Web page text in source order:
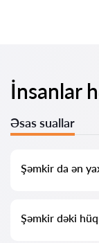
İnsanlar
Əsas suallar
Şəmkir da ən
siyahısı toplanıb.
Şəmkir dəki